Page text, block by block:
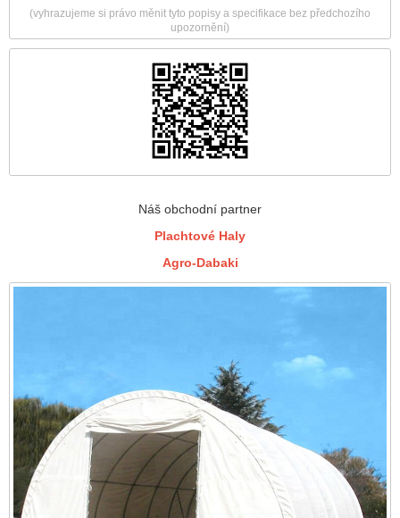
Náš obchodní partner
Plachtové Haly
Agro-Dabaki
(vyhrazujeme si právo měnit tyto popisy a specifikace bez předchozího
upozornění)